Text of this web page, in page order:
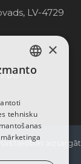
LV-4729
tiesības
LATVIAN
ENGLISH
×
tehnisku